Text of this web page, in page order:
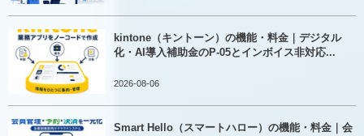
kintone（キントーン）の機能・料金｜デジタル
化・AI導入補助金のP-05とインボイス非対応...
2026-08-06
Smart Hello（スマートハロー）の機能・料金｜会